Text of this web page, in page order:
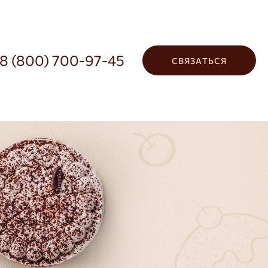
8 (800) 700-97-45 СВЯЗАТЬСЯ